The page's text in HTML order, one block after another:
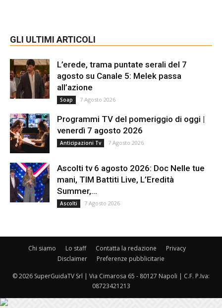
GLI ULTIMI ARTICOLI
L’erede, trama puntate serali del 7
agosto su Canale 5: Melek passa
all’azione
Soap 7 Agosto 2026
Programmi TV del pomeriggio di oggi |
venerdì 7 agosto 2026
Anticipazioni Tv 7 Agosto 2026
Ascolti tv 6 agosto 2026: Doc Nelle tue
mani, TIM Battiti Live, L’Eredità
Summer,...
Ascolti 7 Agosto 2026
Chi siamo Lo staff Contatta la redazione
Privacy
Disclaimer
Preferenze pubblicitarie
© 2026 SuperGuidaTV Srl | Via Cimarosa 65 - 80127 Napoli | C.F. P.Iva:
08723421213